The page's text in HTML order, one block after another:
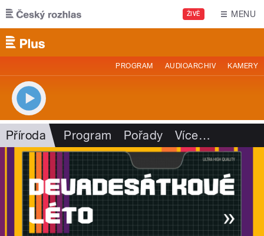
Přejít k hlavnímu obsahu
ŽIVĚ MENU
PROGRAM AUDIOARCHIV KAMERY
Příroda Program Pořady Více…